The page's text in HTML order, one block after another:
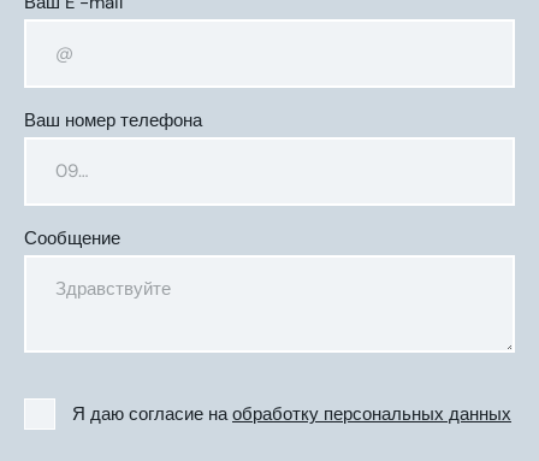
Ваш номер телефона
Сообщение
Я даю согласие наобработку персональных данных